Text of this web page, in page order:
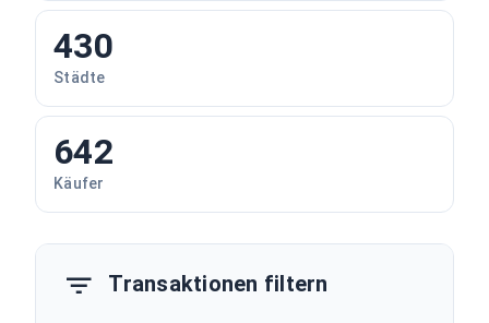
430
Städte
642
Käufer
Transaktionen filtern